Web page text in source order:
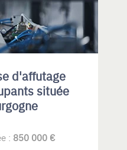
d'affutage
située
: 850 000 €